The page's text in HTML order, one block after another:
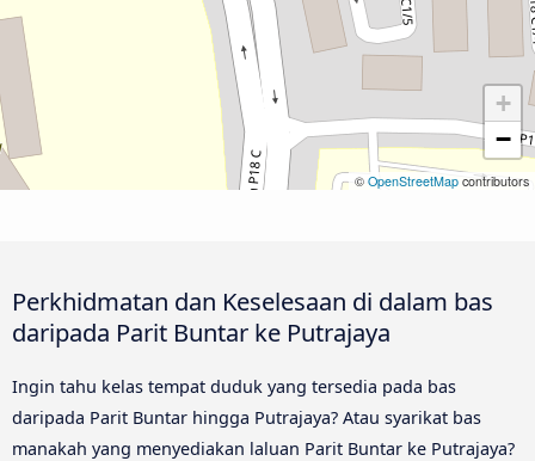
+
−
© OpenStreetMap contributors
Perkhidmatan dan Keselesaan di dalam bas
daripada Parit Buntar ke Putrajaya
Ingin tahu kelas tempat duduk yang tersedia pada bas
daripada Parit Buntar hingga Putrajaya? Atau syarikat bas
manakah yang menyediakan laluan Parit Buntar ke Putrajaya?